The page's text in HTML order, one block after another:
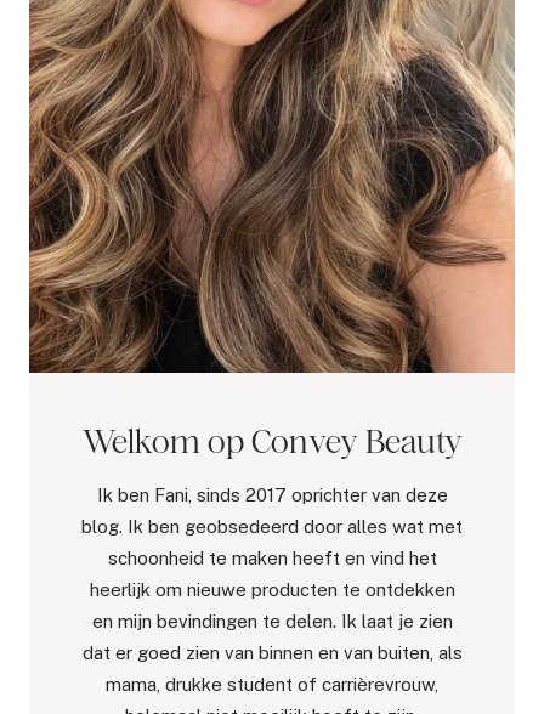
Welkom op Convey Beauty
Ik ben Fani, sinds 2017 oprichter van deze
blog. Ik ben geobsedeerd door alles wat met
schoonheid te maken heeft en vind het
heerlijk om nieuwe producten te ontdekken
en mijn bevindingen te delen. Ik laat je zien
dat er goed zien van binnen en van buiten, als
mama, drukke student of carrièrevrouw,